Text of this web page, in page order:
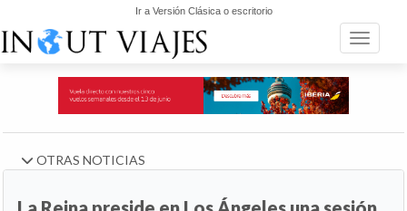
Ir a Versión Clásica o escritorio
Toggle
OTRAS NOTICIAS